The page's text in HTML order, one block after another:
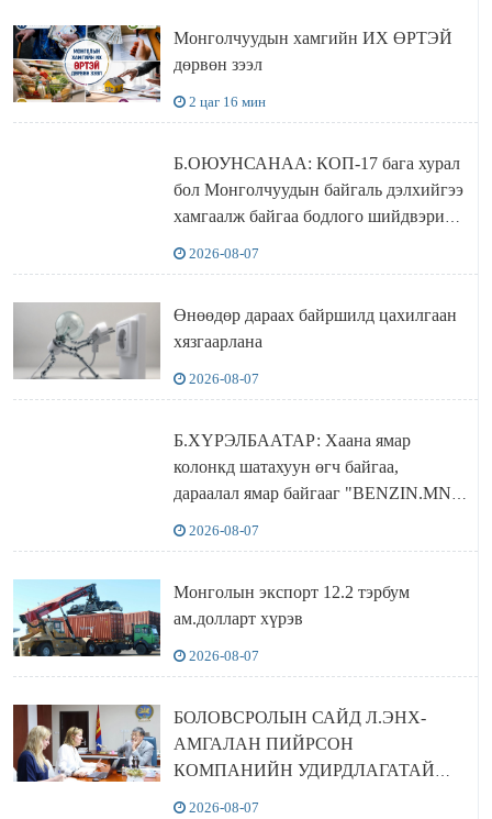
Монголчуудын хамгийн ИХ ӨРТЭЙ
дөрвөн зээл
2 цаг 16 мин
Б.ОЮУНСАНАА: КОП-17 бага хурал
бол Монголчуудын байгаль дэлхийгээ
хамгаалж байгаа бодлого шийдвэрийг
2026-08-07
Өнөөдөр дараах байршилд цахилгаан
хязгаарлана
2026-08-07
Б.ХҮРЭЛБААТАР: Хаана ямар
колонкд шатахуун өгч байгаа,
дараалал ямар байгааг "BENZIN.MN”
2026-08-07
Монголын экспорт 12.2 тэрбум
ам.долларт хүрэв
2026-08-07
БОЛОВСРОЛЫН САЙД Л.ЭНХ-
АМГАЛАН ПИЙРСОН
КОМПАНИЙН УДИРДЛАГАТАЙ
2026-08-07